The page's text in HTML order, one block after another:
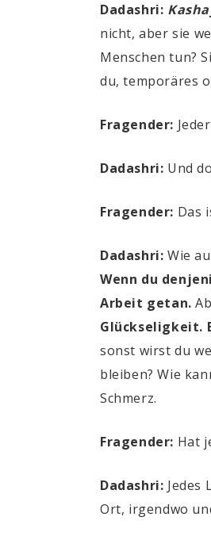
Dadashri:
nicht, aber sie
Menschen tun?
du, temporäres
Fragender:
Dadashri: Und
Fragender: Das
Dadashri: Wie
Wenn du
Arbeit getan.
Glückseligkeit.
sonst wirst du
bleiben? Wie
Schmerz.
Fragender: Hat
Dadashri: Jedes
Ort, irgendwo